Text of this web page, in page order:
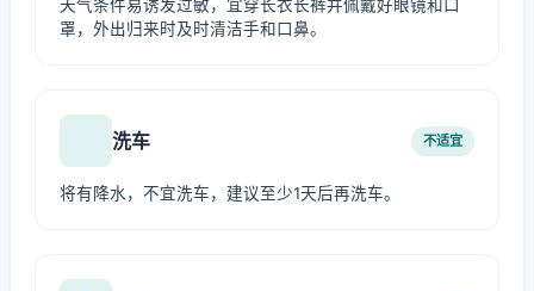
天气条件易诱发过敏，宜穿长衣长裤并佩戴好眼镜和口
罩，外出归来时及时清洁手和口鼻。
洗车 不适宜
将有降水，不宜洗车，建议至少1天后再洗车。